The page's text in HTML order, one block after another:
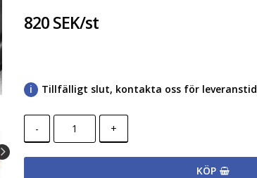
820 SEK/st
Tillfälligt slut, kontakta oss för leveranstid
- +
KÖP